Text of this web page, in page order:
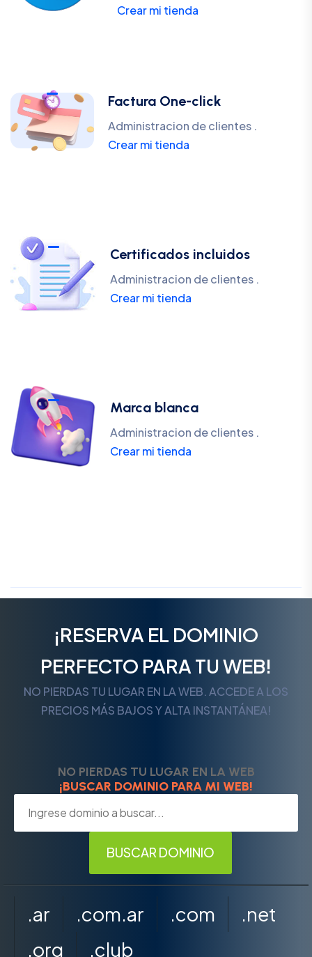
Crear mi tienda
Factura One-click
Administracion de clientes .
Crear mi tienda
Certificados incluidos
Administracion de clientes .
Crear mi tienda
Marca blanca
Administracion de clientes .
Crear mi tienda
¡RESERVA EL DOMINIO
PERFECTO PARA TU WEB!
NO PIERDAS TU LUGAR EN LA WEB. ACCEDE A LOS
PRECIOS MÁS BAJOS Y ALTA INSTANTÁNEA!
NO PIERDAS TU LUGAR EN LA WEB
¡BUSCAR DOMINIO PARA MI WEB!
.ar .com.ar .com
.net
.org
.club